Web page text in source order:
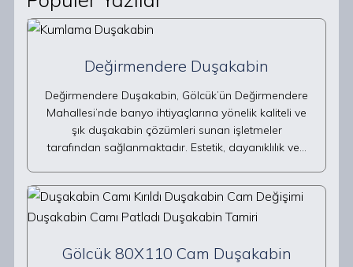
Değirmendere Duşakabin
Değirmendere Duşakabin, Gölcük’ün Değirmendere
Mahallesi’nde banyo ihtiyaçlarına yönelik kaliteli ve
şık duşakabin çözümleri sunan işletmeler
tarafından sağlanmaktadır. Estetik, dayanıklılık ve…
Gölcük 80X110 Cam Duşakabin